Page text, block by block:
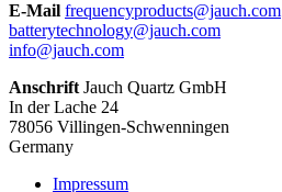
E-Mail frequencyproducts@jauch.com
batterytechnology@jauch.com
info@jauch.com
Anschrift Jauch Quartz GmbH
In der Lache 24
78056 Villingen-Schwenningen
Germany
Impressum